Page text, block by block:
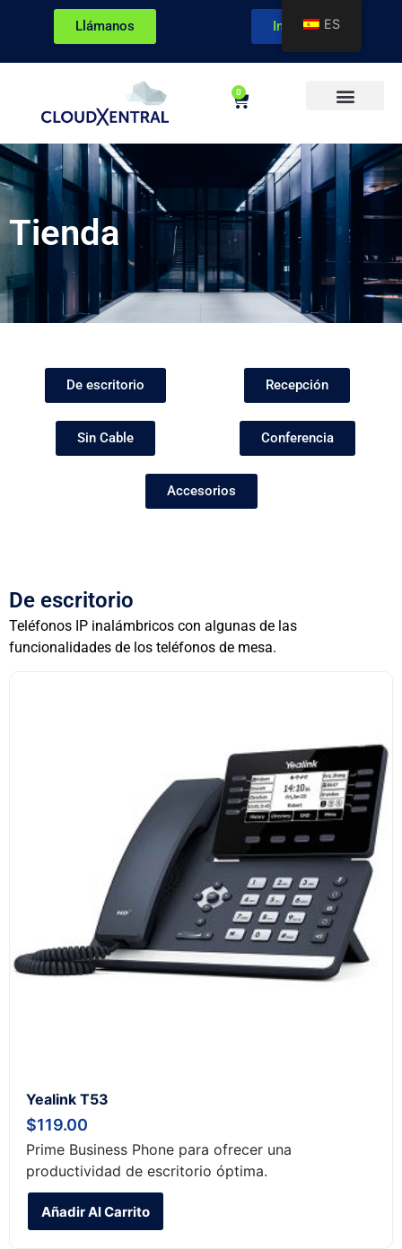
Llámanos Ingresar
0
Tienda
De escritorio Recepción
Sin Cable Conferencia
Accesorios
De escritorio
Teléfonos IP inalámbricos con algunas de las
funcionalidades de los teléfonos de mesa.
Yealink T53
$119.00
Prime Business Phone para ofrecer una
productividad de escritorio óptima.
Añadir Al Carrito
ES